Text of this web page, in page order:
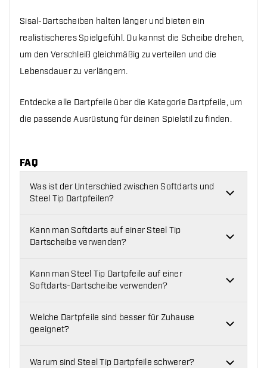
Sisal-Dartscheiben halten länger und bieten ein
realistischeres Spielgefühl. Du kannst die Scheibe drehen,
um den Verschleiß gleichmäßig zu verteilen und die
Lebensdauer zu verlängern.
Entdecke alle Dartpfeile über die Kategorie Dartpfeile, um
die passende Ausrüstung für deinen Spielstil zu finden.
FAQ
Was ist der Unterschied zwischen Softdarts und
Steel Tip Dartpfeilen?
Kann man Softdarts auf einer Steel Tip
Dartscheibe verwenden?
Kann man Steel Tip Dartpfeile auf einer
Softdarts-Dartscheibe verwenden?
Welche Dartpfeile sind besser für Zuhause
geeignet?
Warum sind Steel Tip Dartpfeile schwerer?